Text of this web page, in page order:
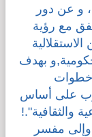
و عن دور
مع رؤية
بهدف
خطوات
على أساس
والثقافية".!
مفسر